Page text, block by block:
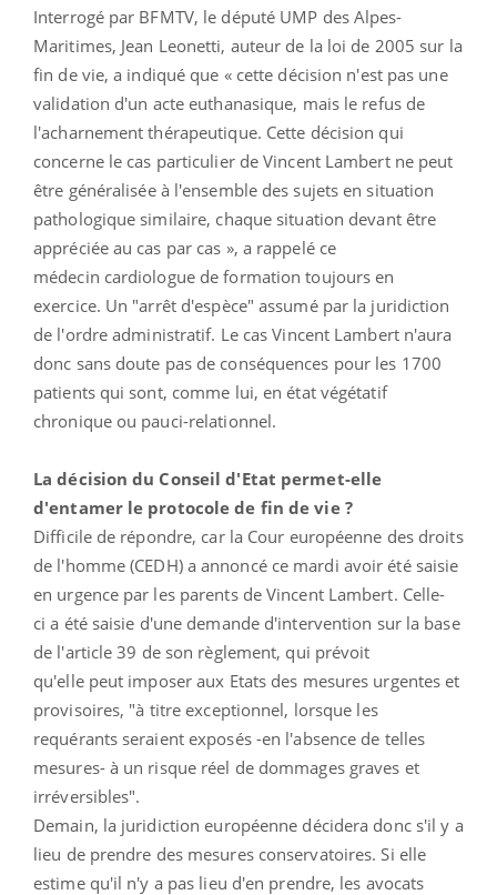
Interrogé par BFMTV, le député UMP des Alpes-
Maritimes, Jean Leonetti, auteur de la loi de 2005 sur la
fin de vie, a indiqué que « cette décision n'est pas une
validation d'un acte euthanasique, mais le refus de
l'acharnement thérapeutique. Cette décision qui
concerne le cas particulier de Vincent Lambert ne peut
être généralisée à l'ensemble des sujets en situation
pathologique similaire, chaque situation devant être
appréciée au cas par cas », a rappelé ce
médecin cardiologue de formation toujours en
exercice. Un "arrêt d'espèce" assumé par la juridiction
de l'ordre administratif. Le cas Vincent Lambert n'aura
donc sans doute pas de conséquences pour les 1700
patients qui sont, comme lui, en état végétatif
chronique ou pauci-relationnel.
La décision du Conseil d'Etat permet-elle
d'entamer le protocole de fin de vie ?
Difficile de répondre, car la Cour européenne des droits
de l'homme (CEDH) a annoncé ce mardi avoir été saisie
en urgence par les parents de Vincent Lambert. Celle-
ci a été saisie d'une demande d'intervention sur la base
de l'article 39 de son règlement, qui prévoit
qu'elle peut imposer aux Etats des mesures urgentes et
provisoires, "à titre exceptionnel, lorsque les
requérants seraient exposés -en l'absence de telles
mesures- à un risque réel de dommages graves et
irréversibles".
Demain, la juridiction européenne décidera donc s'il y a
lieu de prendre des mesures conservatoires. Si elle
estime qu'il n'y a pas lieu d'en prendre, les avocats